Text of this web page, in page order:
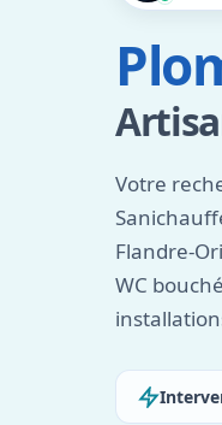
Votre
Flandre-
WC